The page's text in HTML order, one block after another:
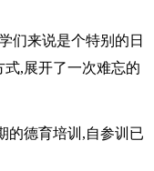
们来说是个特别的日
,展开了一次难忘的
的德育培训,自参训已